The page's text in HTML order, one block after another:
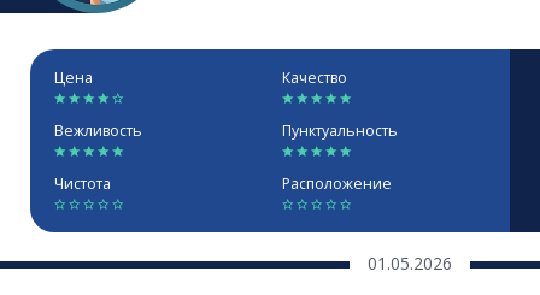
Цена Качество
Вежливость Пунктуальность
Чистота Расположение
01.05.2026